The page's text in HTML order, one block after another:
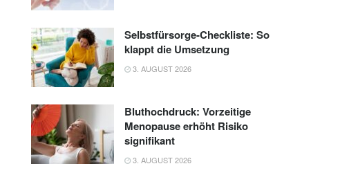
Selbstfürsorge-Checkliste: So
klappt die Umsetzung
3. AUGUST 2026
Bluthochdruck: Vorzeitige
Menopause erhöht Risiko
signifikant
3. AUGUST 2026